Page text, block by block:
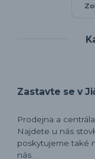
Zastavte se v
Prodejna a
Najdete u nás
poskytujeme také
nás.